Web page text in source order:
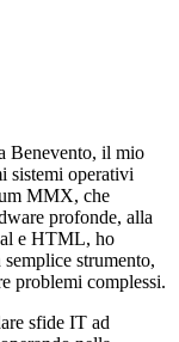
Benevento, il mio
sistemi operativi
MMX, che
profonde, alla
e HTML, ho
strumento,
problemi complessi.
sfide IT ad